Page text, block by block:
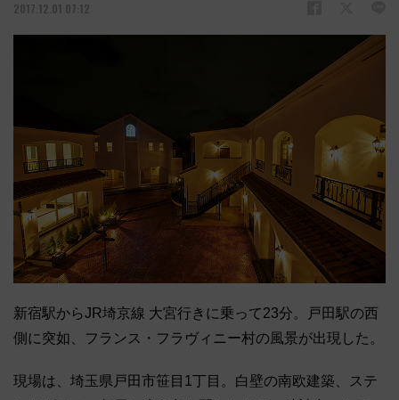
2017.12.01 07:12
新宿駅からJR埼京線 大宮行きに乗って23分。戸田駅の西
側に突如、フランス・フラヴィニー村の風景が出現した。
現場は、埼玉県戸田市笹目1丁目。白壁の南欧建築、ステ